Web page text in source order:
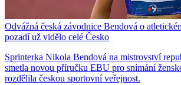
Odvážná česká závodnice Bendová o
pozadí už vidělo celé Česko
Sprinterka Nikola Bendová na mistrovství
smetla novou příručku EBU pro snímání
rozdělila českou sportovní veřejnost.